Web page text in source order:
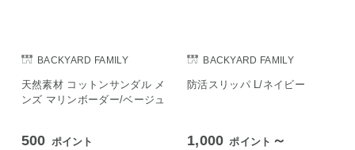
BACKYARD FAMILY
天然素材 コットンサンダル メ
ンズ マリンボーダー/ベージュ
500 ポイント
BACKYARD FAMILY
防活スリッパ L/ネイビー
1,000 ポイント ～